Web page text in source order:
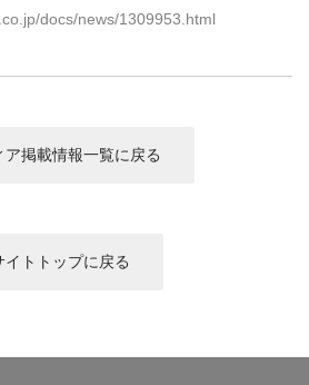
カメラストラップ
docs/news/1309953.html
ア掲載情報一覧に戻る
イトトップに戻る